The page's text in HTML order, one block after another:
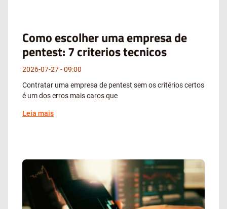
Como escolher uma empresa de
pentest: 7 criterios tecnicos
2026-07-27
09:00
Contratar uma empresa de pentest sem os critérios certos
é um dos erros mais caros que
Leia mais